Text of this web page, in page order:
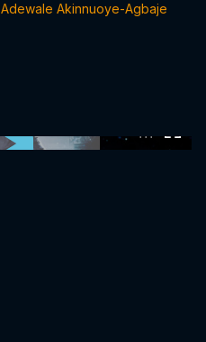
Adewale Akinnuoye-Agbaje